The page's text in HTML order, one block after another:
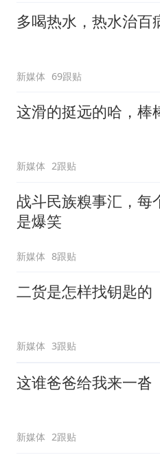
多喝热水，热水治百
新媒体 69跟贴
这滑的挺远的哈，棒
新媒体 2跟贴
战斗民族糗事汇，每
是爆笑
新媒体 8跟贴
二货是怎样找钥匙的
新媒体 3跟贴
这谁爸爸给我来一沓
新媒体 2跟贴